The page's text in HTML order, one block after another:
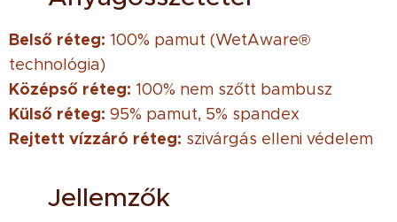
Belső réteg: 100% pamut (WetAware®
technológia)
Középső réteg: 100% nem szőtt bambusz
Külső réteg: 95% pamut, 5% spandex
Rejtett vízzáró réteg: szivárgás elleni védelem
♻ Jellemzők